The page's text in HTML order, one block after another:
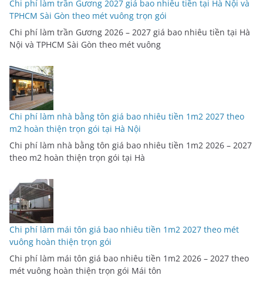
Chi phí làm trần Gương 2027 giá bao nhiêu tiền tại Hà Nội và
TPHCM Sài Gòn theo mét vuông trọn gói
Chi phí làm trần Gương 2026 – 2027 giá bao nhiêu tiền tại Hà
Nội và TPHCM Sài Gòn theo mét vuông
Chi phí làm nhà bằng tôn giá bao nhiêu tiền 1m2 2027 theo
m2 hoàn thiện trọn gói tại Hà Nội
Chi phí làm nhà bằng tôn giá bao nhiêu tiền 1m2 2026 – 2027
theo m2 hoàn thiện trọn gói tại Hà
Chi phí làm mái tôn giá bao nhiêu tiền 1m2 2027 theo mét
vuông hoàn thiện trọn gói
Chi phí làm mái tôn giá bao nhiêu tiền 1m2 2026 – 2027 theo
mét vuông hoàn thiện trọn gói Mái tôn